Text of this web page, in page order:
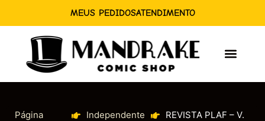
MEUS PEDIDOSATENDIMENTO
Página
Independente
REVISTA PLAF – V.